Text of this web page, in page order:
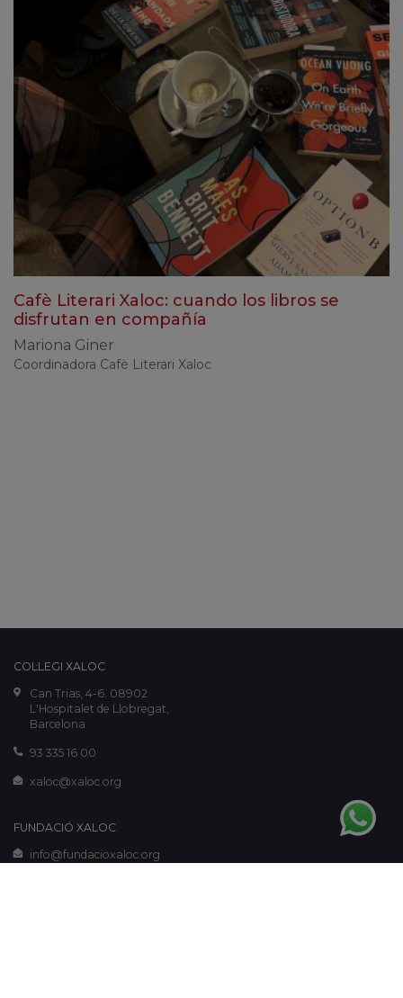
Cafè Literari Xaloc: cuando los libros se
disfrutan en compañía
Mariona Giner
Coordinadora Cafè Literari Xaloc
COL·LEGI XALOC
Can Trias, 4-6. 08902
L'Hospitalet de Llobregat,
Barcelona
93 335 16 00
xaloc@xaloc.org
FUNDACIÓ XALOC
info@fundacioxaloc.org